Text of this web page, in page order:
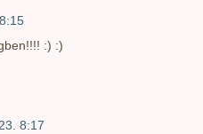
:) :)
8:17